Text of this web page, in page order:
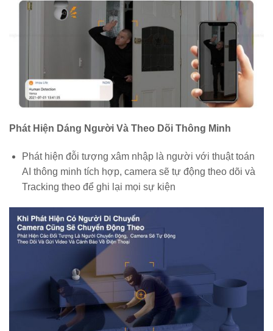
Phát Hiện Dáng Người Và Theo Dõi Thông Minh
Phát hiện đỗi tượng xâm nhập là người với thuật toán
AI thông minh tích hợp, camera sẽ tự động theo dõi và
Tracking theo để ghi lại mọi sự kiện